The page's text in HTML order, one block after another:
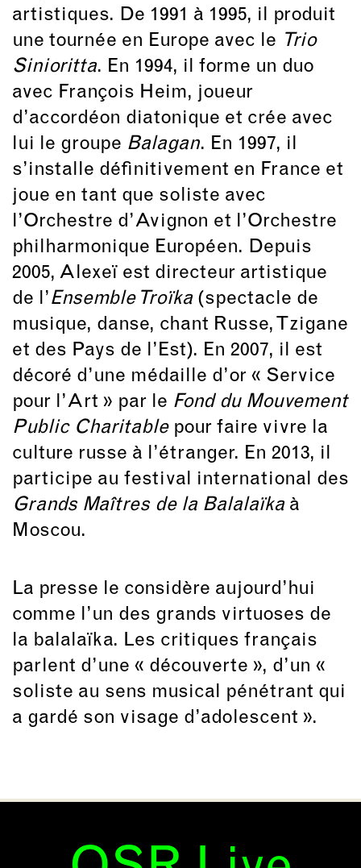
artistiques. De 1991 à 1995, il produit
une tournée en Europe avec le Trio
Sinioritta. En 1994, il forme un duo
avec François Heim, joueur
d’accordéon diatonique et crée avec
lui le groupe Balagan. En 1997, il
s’installe définitivement en France et
joue en tant que soliste avec
l’Orchestre d’Avignon et l’Orchestre
philharmonique Européen. Depuis
2005, Alexeï est directeur artistique
de l’Ensemble Troïka (spectacle de
musique, danse, chant Russe, Tzigane
et des Pays de l’Est). En 2007, il est
décoré d’une médaille d’or « Service
pour l’Art » par le Fond du Mouvement
Public Charitablepour faire vivre la
culture russe à l’étranger. En 2013, il
participe au festival international des
Grands Maîtres de la Balalaïka à
Moscou.
La presse le considère aujourd’hui
comme l’un des grands virtuoses de
la balalaïka. Les critiques français
parlent d’une « découverte », d’un «
soliste au sens musical pénétrant qui
a gardé son visage d’adolescent ».